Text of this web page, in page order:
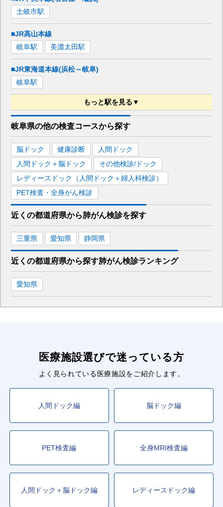
土岐市駅
■JR高山本線
岐阜駅 美濃太田駅
■JR東海道本線(浜松～岐阜)
岐阜駅
もっと駅を見る▼
■JR東海道本線(岐阜～美濃赤坂・米原)
岐阜駅 大垣駅
■JR太多線
美濃太田駅
■名鉄名古屋本線
名鉄岐阜
■名鉄各務原線
名鉄岐阜 駅
■名鉄竹鼻線
笠松駅
美濃太田駅
■樽見鉄道樽見線
■養老鉄道養老線
大垣駅
岐阜県の他の検査コースから探す
脳ドック 健康診断
人間ドック
人間ドック＋脳ドック
その他検診/ドック
レディースドック（人間ドック＋婦人科検診）
PET検査・全身がん検診
近くの都道府県から肺がん検診を探す
三重県 愛知県 静岡県
近くの都道府県から探す肺がん検診ランキング
愛知県
医療施設選びで迷っている方
よく見られている医療施設をご紹介します。
人間ドック編 脳ドック編
PET検査編 全身MRI検査編
人間ドック＋脳ドック編 レディースドック編